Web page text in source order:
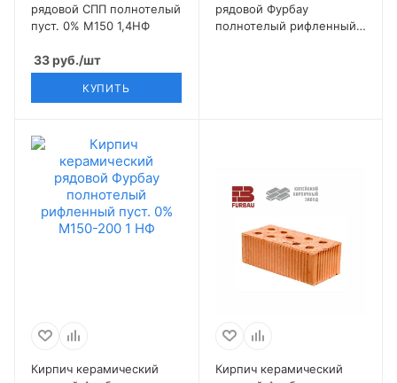
рядовой СПП полнотелый
пуст. 0% М150 1,4НФ
33руб./шт
КУПИТЬ
рядовой Фурбау
полнотелый рифленный
Кирпич керамический
Кирпич керамический